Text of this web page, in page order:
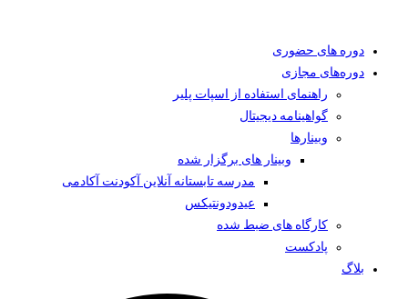
دوره های حضوری
دوره‌های مجازی
راهنمای استفاده از اسپات پلیر
گواهینامه دیجیتال
وبینار‌ها
وبینار های برگزار شده
مدرسه تابستانه آنلاین آکودنت آکادمی
عیدودونتیکس
کارگاه های ضبط شده
پادکست
بلاگ